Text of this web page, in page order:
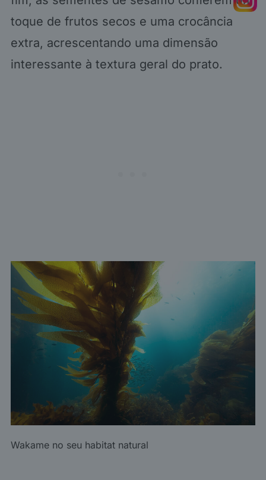
toque de frutos secos e uma crocância
extra, acrescentando uma dimensão
interessante à textura geral do prato.
Wakame no seu habitat natural